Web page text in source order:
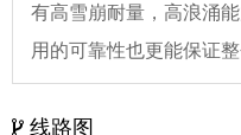
有高雪崩耐量，高浪涌
用的可靠性也更能保证
线路图